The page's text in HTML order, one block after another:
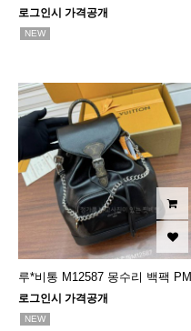
로그인시 가격공개
NEW
루*비통 M12587 몽수리 백팩 PM
로그인시 가격공개
NEW